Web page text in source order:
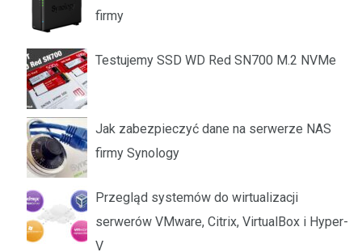
firmy
Testujemy SSD WD Red SN700 M.2 NVMe
Jak zabezpieczyć dane na serwerze NAS
firmy Synology
Przegląd systemów do wirtualizacji
serwerów VMware, Citrix, VirtualBox i Hyper-
V